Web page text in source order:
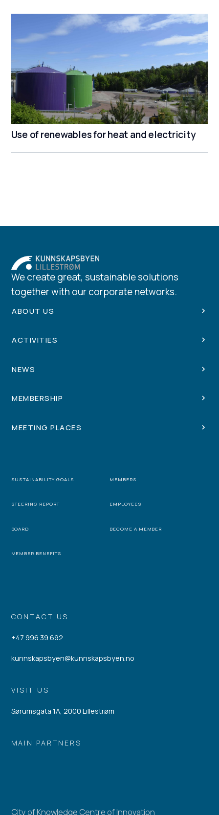
Use of renewables for heat and electricity
CONTACT US
+47 996 39 692
kunnskapsbyen@kunnskapsbyen.no
VISIT US
Sørumsgata 1A, 2000 Lillestrøm
MAIN PARTNERS
We create great, sustainable solutions
together with our corporate networks.
ABOUT US
ACTIVITIES
NEWS
MEMBERSHIP
MEETING PLACES
SUSTAINABILITY GOALS MEMBERS
STEERING REPORT EMPLOYEES
BOARD BECOME A MEMBER
MEMBER BENEFITS
City of Knowledge Centre of Innovation